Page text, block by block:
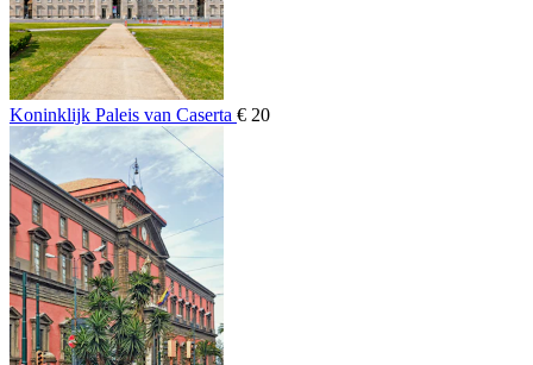
Koninklijk Paleis van Caserta € 20